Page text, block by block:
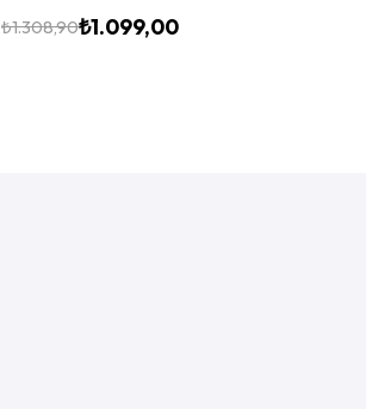
₺1.308,90₺1.099,00